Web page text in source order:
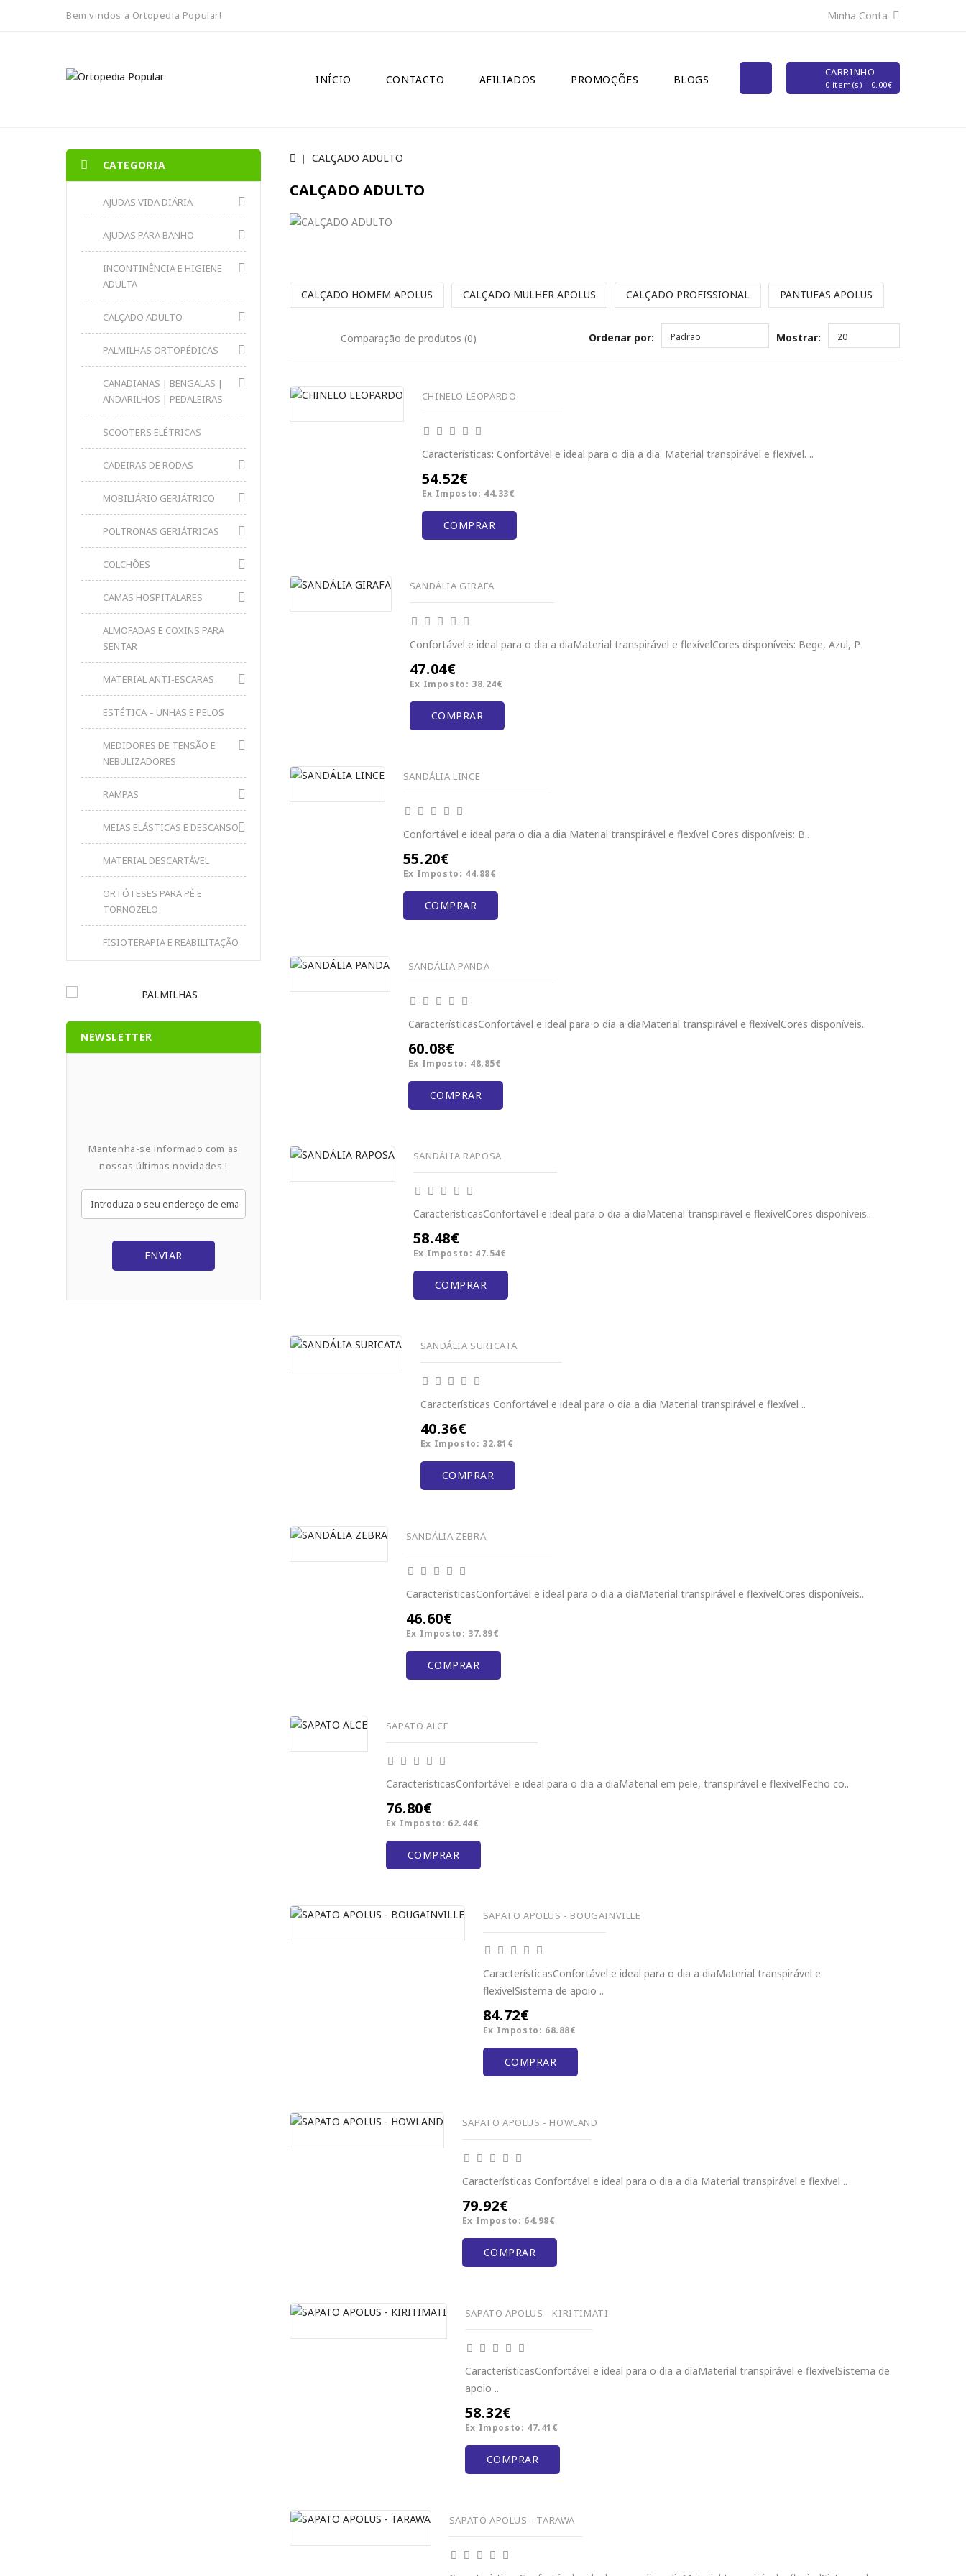
Bem vindos à Ortopedia Popular! Minha Conta
CARRINHO
0 item(s) - 0.00€
INÍCIO CONTACTO AFILIADOS PROMOÇÕES BLOGS
CATEGORIA
AJUDAS VIDA DIÁRIA
AJUDAS PARA BANHO
INCONTINÊNCIA E HIGIENE
ADULTA
CALÇADO ADULTO
PALMILHAS ORTOPÉDICAS
CANADIANAS | BENGALAS |
ANDARILHOS | PEDALEIRAS
SCOOTERS ELÉTRICAS
CADEIRAS DE RODAS
MOBILIÁRIO GERIÁTRICO
POLTRONAS GERIÁTRICAS
COLCHÕES
CAMAS HOSPITALARES
ALMOFADAS E COXINS PARA
SENTAR
MATERIAL ANTI-ESCARAS
ESTÉTICA – UNHAS E PELOS
MEDIDORES DE TENSÃO E
NEBULIZADORES
RAMPAS
MEIAS ELÁSTICAS E DESCANSO
MATERIAL DESCARTÁVEL
ORTÓTESES PARA PÉ E
TORNOZELO
FISIOTERAPIA E REABILITAÇÃO
NEWSLETTER
Mantenha-se informado com as
nossas últimas novidades !
ENVIAR
CALÇADO ADULTO
CALÇADO ADULTO
CALÇADO HOMEM APOLUS CALÇADO MULHER APOLUS CALÇADO PROFISSIONAL PANTUFAS APOLUS
Comparação de produtos (0) Ordenar por: Padrão Mostrar: 20
CHINELO LEOPARDO
Características: Confortável e ideal para o dia a dia. Material transpirável e flexível. ..
54.52€
Ex Imposto: 44.33€
COMPRAR
SANDÁLIA GIRAFA
Confortável e ideal para o dia a diaMaterial transpirável e flexívelCores disponíveis: Bege, Azul, P..
47.04€
Ex Imposto: 38.24€
COMPRAR
SANDÁLIA LINCE
Confortável e ideal para o dia a dia Material transpirável e flexível Cores disponíveis: B..
55.20€
Ex Imposto: 44.88€
COMPRAR
SANDÁLIA PANDA
CaracterísticasConfortável e ideal para o dia a diaMaterial transpirável e flexívelCores disponíveis..
60.08€
Ex Imposto: 48.85€
COMPRAR
SANDÁLIA RAPOSA
CaracterísticasConfortável e ideal para o dia a diaMaterial transpirável e flexívelCores disponíveis..
58.48€
Ex Imposto: 47.54€
COMPRAR
SANDÁLIA SURICATA
Características Confortável e ideal para o dia a dia Material transpirável e flexível ..
40.36€
Ex Imposto: 32.81€
COMPRAR
SANDÁLIA ZEBRA
CaracterísticasConfortável e ideal para o dia a diaMaterial transpirável e flexívelCores disponíveis..
46.60€
Ex Imposto: 37.89€
COMPRAR
SAPATO ALCE
CaracterísticasConfortável e ideal para o dia a diaMaterial em pele, transpirável e flexívelFecho co..
76.80€
Ex Imposto: 62.44€
COMPRAR
SAPATO APOLUS - BOUGAINVILLE
CaracterísticasConfortável e ideal para o dia a diaMaterial transpirável e
flexívelSistema de apoio ..
84.72€
Ex Imposto: 68.88€
COMPRAR
SAPATO APOLUS - HOWLAND
Características Confortável e ideal para o dia a dia Material transpirável e flexível ..
79.92€
Ex Imposto: 64.98€
COMPRAR
SAPATO APOLUS - KIRITIMATI
CaracterísticasConfortável e ideal para o dia a diaMaterial transpirável e flexívelSistema de
apoio ..
58.32€
Ex Imposto: 47.41€
COMPRAR
SAPATO APOLUS - TARAWA